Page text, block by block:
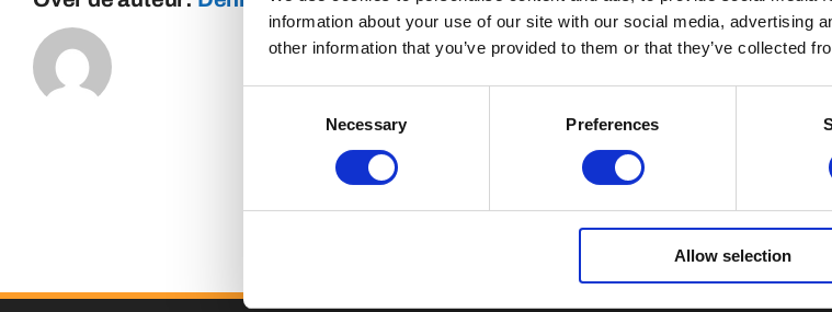
information about your use of our site with our social media, advertising
other information that you’ve provided to them or that they’ve collected
Necessary Preferences
Allow selection